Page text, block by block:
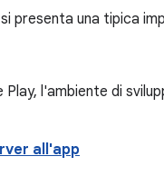
presenta una tipica
l'ambiente di
all'app